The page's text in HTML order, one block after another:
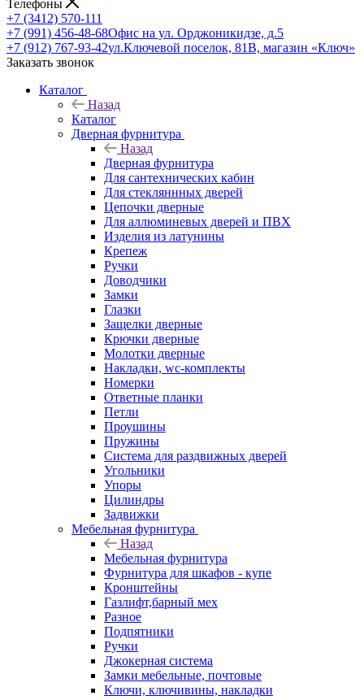
Телефоны
+7 (3412) 570-111
+7 (991) 456-48-68Офис на ул. Орджоникидзе, д.5
+7 (912) 767-93-42ул.Ключевой поселок, 81В, магазин «Ключ»
Заказать звонок
Каталог
Назад
Каталог
Дверная фурнитура
Назад
Дверная фурнитура
Для сантехнических кабин
Для стекляннных дверей
Цепочки дверные
Для аллюминевых дверей и ПВХ
Изделия из латунины
Крепеж
Ручки
Доводчики
Замки
Глазки
Защелки дверные
Крючки дверные
Молотки дверные
Накладки, wc-комплекты
Номерки
Ответные планки
Петли
Проушины
Пружины
Система для раздвижных дверей
Угольники
Упоры
Цилиндры
Задвижки
Мебельная фурнитура
Назад
Мебельная фурнитура
Фурнитура для шкафов - купе
Кронштейны
Газлифт,барный мех
Разное
Подпятники
Ручки
Джокерная система
Замки мебельные, почтовые
Ключи, ключивины, накладки